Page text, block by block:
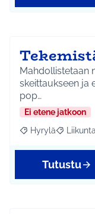
Mahdollistetaan
skeittaukseen ja
pop…
Ei etene jatkoon
Rajaa tulokset
Hyrylä Rajaa
Tutustu